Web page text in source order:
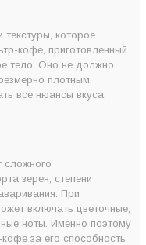
которое
кофе, приготовленный
тело. Оно не должно
плотным.
все нюансы вкуса,
сложного
зерен, степени
При
включать цветочные,
ноты. Именно поэтому
за его способность